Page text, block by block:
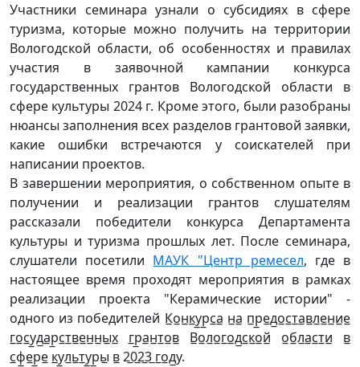
Участники семинара узнали о субсидиях в сфере
туризма, которые можно получить на территории
Вологодской области, об особенностях и правилах
участия в заявочной кампании конкурса
государственных грантов Вологодской области в
сфере культуры 2024 г. Кроме этого, были разобраны
нюансы заполнения всех разделов грантовой заявки,
какие ошибки встречаются у соискателей при
написании проектов.
В завершении мероприятия, о собственном опыте в
получении и реализации грантов слушателям
рассказали победители конкурса Департамента
культуры и туризма прошлых лет. После семинара,
слушатели посетили МАУК "Центр ремесел, где в
настоящее время проходят мероприятия в рамках
реализации проекта "Керамические истории" -
одного из победителей К̲о̲н̲к̲у̲р̲с̲а̲ н̲а̲ п̲р̲е̲д̲о̲с̲т̲а̲в̲л̲е̲н̲и̲е̲
г̲о̲с̲у̲д̲а̲р̲с̲т̲в̲е̲н̲н̲ы̲х̲ г̲р̲а̲н̲т̲о̲в̲ В̲о̲л̲о̲г̲о̲д̲с̲к̲о̲й̲ о̲б̲л̲а̲с̲т̲и̲ в̲
с̲ф̲е̲р̲е̲ к̲у̲л̲ь̲т̲у̲р̲ы̲ в̲ 2̲0̲2̲3̲ г̲о̲д̲у.